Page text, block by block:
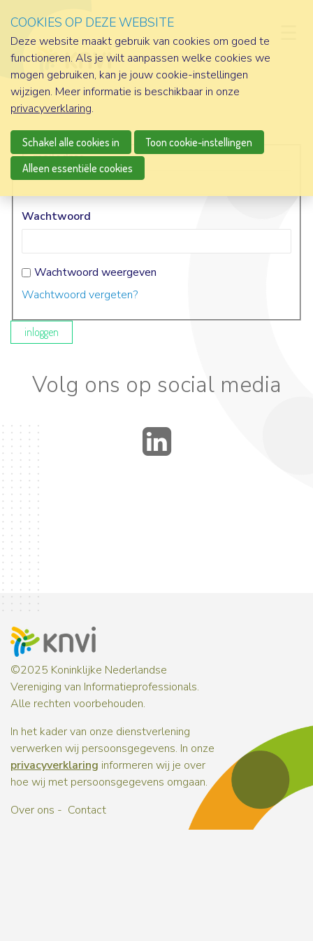
E-mailadres
Wachtwoord
Wachtwoord weergeven
Wachtwoord vergeten?
inloggen
Volg ons op social media
©2025 Koninklijke Nederlandse
Vereniging van Informatieprofessionals.
Alle rechten voorbehouden.
In het kader van onze dienstverlening
verwerken wij persoonsgegevens. In onze
privacyverklaring informeren wij je over
hoe wij met persoonsgegevens omgaan.
Over ons
Contact
COOKIES OP DEZE WEBSITE
Deze website maakt gebruik van cookies om goed te
functioneren. Als je wilt aanpassen welke cookies we
mogen gebruiken, kan je jouw cookie-instellingen
wijzigen. Meer informatie is beschikbaar in onze
privacyverklaring.
Schakel alle cookies in
Toon cookie-instellingen
Alleen essentiële cookies